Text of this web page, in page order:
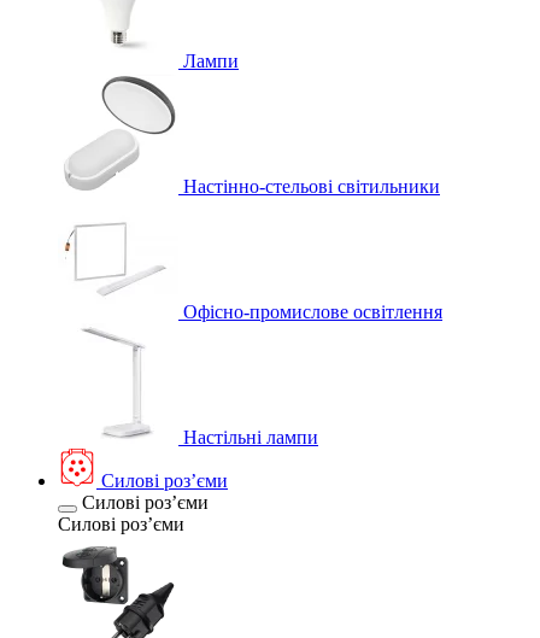
Лампи
Настінно-стельові світильники
Офісно-промислове освітлення
Настільні лампи
Силові розʼєми
Силові розʼєми
Силові розʼєми